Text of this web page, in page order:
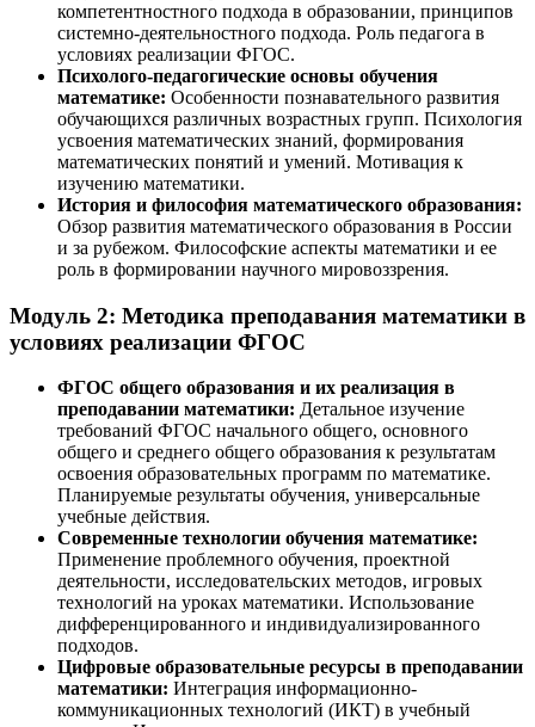
компетентностного подхода в образовании, принципов
системно-деятельностного подхода. Роль педагога в
условиях реализации ФГОС.
Психолого-педагогические основы обучения
математике: Особенности познавательного развития
обучающихся различных возрастных групп. Психология
усвоения математических знаний, формирования
математических понятий и умений. Мотивация к
изучению математики.
История и философия математического образования:
Обзор развития математического образования в России
и за рубежом. Философские аспекты математики и ее
роль в формировании научного мировоззрения.
Модуль 2: Методика преподавания математики в
условиях реализации ФГОС
ФГОС общего образования и их реализация в
преподавании математики: Детальное изучение
требований ФГОС начального общего, основного
общего и среднего общего образования к результатам
освоения образовательных программ по математике.
Планируемые результаты обучения, универсальные
учебные действия.
Современные технологии обучения математике:
Применение проблемного обучения, проектной
деятельности, исследовательских методов, игровых
технологий на уроках математики. Использование
дифференцированного и индивидуализированного
подходов.
Цифровые образовательные ресурсы в преподавании
математики: Интеграция информационно-
коммуникационных технологий (ИКТ) в учебный